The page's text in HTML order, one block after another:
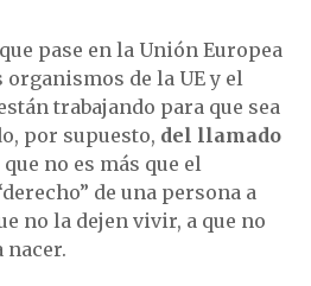
pase en la Unión Europea
de la UE y el
trabajando para que sea
por supuesto, del llamado
que no es más que el
de una persona a
no la dejen vivir, a que no
nacer.